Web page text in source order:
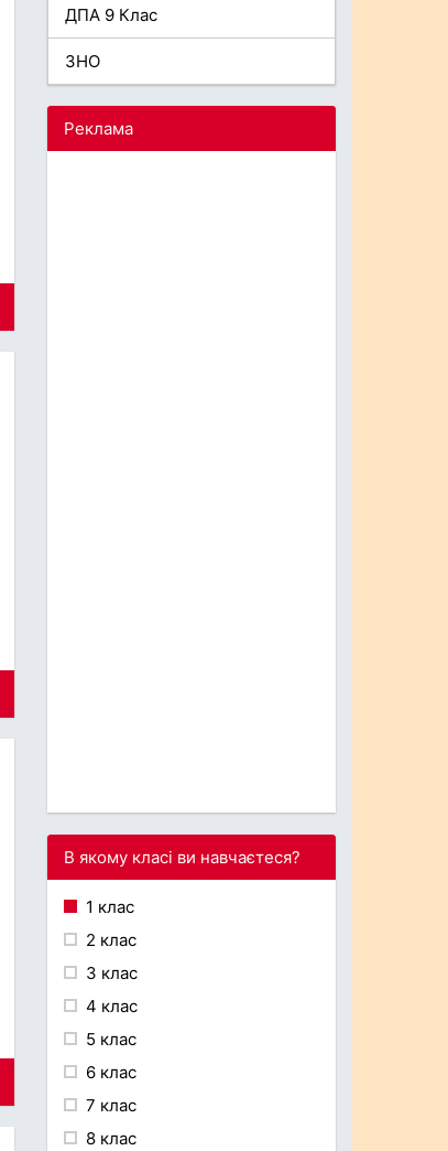
ДПА 9 Клас
ЗНО
Реклама
В якому класі ви навчаєтеся?
1 клас
2 клас
3 клас
4 клас
5 клас
6 клас
7 клас
8 клас